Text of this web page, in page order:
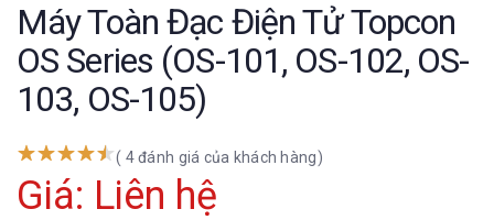
Máy Toàn Đạc Điện Tử Topcon
OS Series (OS-101, OS-102, OS-
103, OS-105)
( 4 đánh giá của khách hàng)
Giá: Liên hệ